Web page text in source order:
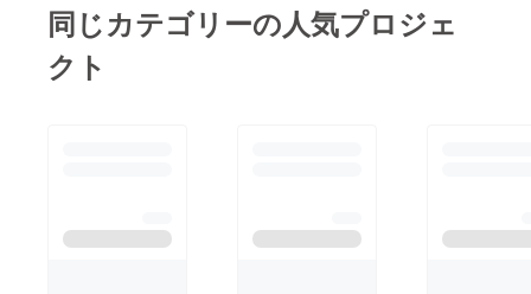
お願い致します‼️
同じカテゴリーの人気プロジェ
クト